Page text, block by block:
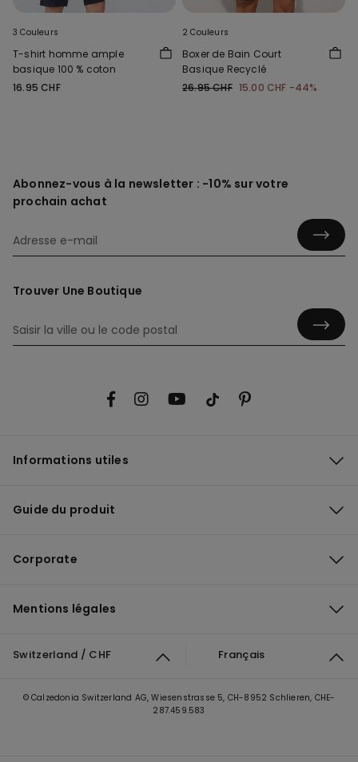
3 Couleurs
T-shirt homme ample
basique 100 % coton
16.95 CHF
2 Couleurs
Boxer de Bain Court
Basique Recyclé
26.95 CHF 15.00 CHF -44%
Abonnez-vous à la newsletter : -10% sur votre
prochain achat
Trouver Une Boutique
Informations utiles
Guide du produit
Corporate
Mentions légales
Switzerland / CHF Français
© Calzedonia Switzerland AG, Wiesenstrasse 5, CH-8952 Schlieren, CHE-
287.459.583